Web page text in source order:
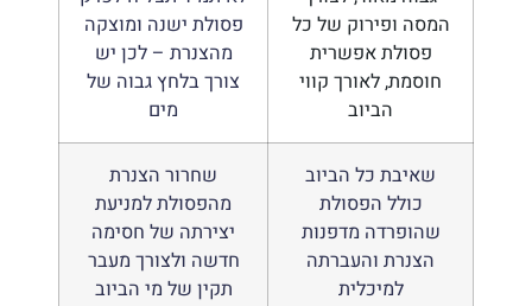
המסה ופירוק של כל
פסולת אפשרית
חוסמת, לאורך קווי
הביוב
פסולת ישנה ומוצקה
מהצנרת – לכן יש
צורך בלחץ גבוה של
מים
שאיבת כל הביוב
כולל הפסולת
שהופרדה מדפנות
הצנרת והעברתה
למיכלית
שחרור הצנרת
מהפסולת למניעת
יצירתה של חסימה
חדשה ולצורך מעבר
תקין של מי הביוב